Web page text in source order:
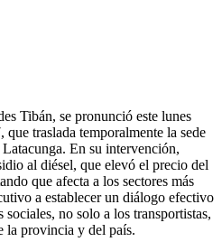
Tibán, se pronunció este lunes
traslada temporalmente la sede
En su intervención,
al diésel, que elevó el precio del
que afecta a los sectores más
a establecer un diálogo efectivo
no solo a los transportistas,
la provincia y del país.